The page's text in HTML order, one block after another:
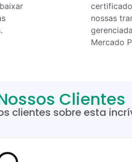
nossas
Mercado
Clientes
clientes sobre esta